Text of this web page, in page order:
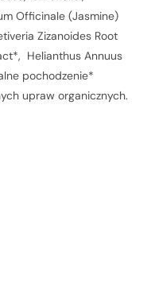
Officinale (Jasmine)
Zizanoides Root
Helianthus Annuus
pochodzenie*
upraw organicznych.